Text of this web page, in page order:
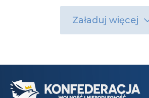
Załaduj więcej